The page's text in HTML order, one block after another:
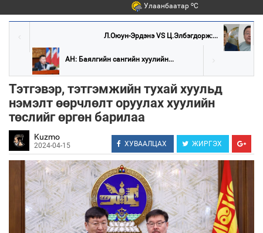
Улаанбаатар oC
Л.Оюун-Эрдэнэ VS Ц.Элбэгдорж:...
АН: Баялгийн сангийн хуулийн...
Тэтгэвэр, тэтгэмжийн тухай хуульд
нэмэлт өөрчлөлт оруулах хуулийн
төслийг өргөн барилаа
Kuzmo
2024-04-15 ХУВААЛЦАХ ЖИРГЭХ